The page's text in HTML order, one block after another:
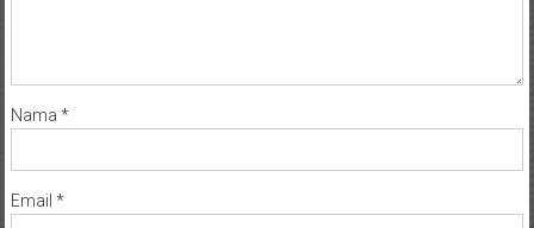
Nama *
Email *